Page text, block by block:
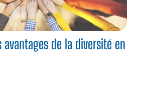
avantages de la diversité en